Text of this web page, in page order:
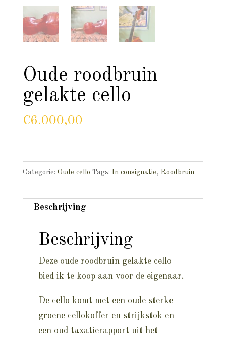
Oude roodbruin
gelakte cello
€6.000,00
Categorie: Oude cello Tags: In consignatie, Roodbruin
Beschrijving
Beschrijving
Deze oude roodbruin gelakte cello
bied ik te koop aan voor de eigenaar.
De cello komt met een oude sterke
groene cellokoffer en strijkstok en
een oud taxatierapport uit het